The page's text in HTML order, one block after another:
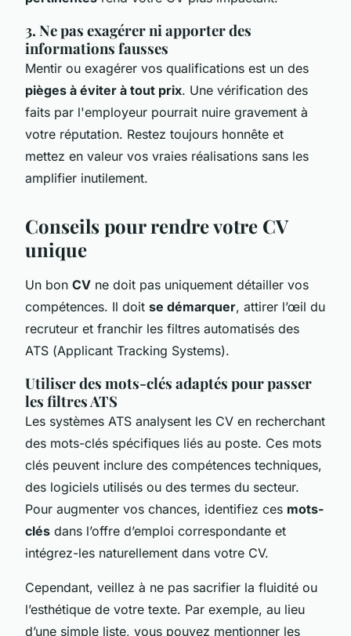
3. Ne pas exagérer ni apporter des
informations fausses
Mentir ou exagérer vos qualifications est un des
pièges à éviter à tout prix. Une vérification des
faits par l'employeur pourrait nuire gravement à
votre réputation. Restez toujours honnête et
mettez en valeur vos vraies réalisations sans les
amplifier inutilement.
Conseils pour rendre votre CV
unique
Un bon CV ne doit pas uniquement détailler vos
compétences. Il doit se démarquer, attirer l’œil du
recruteur et franchir les filtres automatisés des
ATS (Applicant Tracking Systems).
Utiliser des mots-clés adaptés pour passer
les filtres ATS
Les systèmes ATS analysent les CV en recherchant
des mots-clés spécifiques liés au poste. Ces mots
clés peuvent inclure des compétences techniques,
des logiciels utilisés ou des termes du secteur.
Pour augmenter vos chances, identifiez ces mots-
clés dans l’offre d’emploi correspondante et
intégrez-les naturellement dans votre CV.
Cependant, veillez à ne pas sacrifier la fluidité ou
l’esthétique de votre texte. Par exemple, au lieu
d’une simple liste, vous pouvez mentionner les